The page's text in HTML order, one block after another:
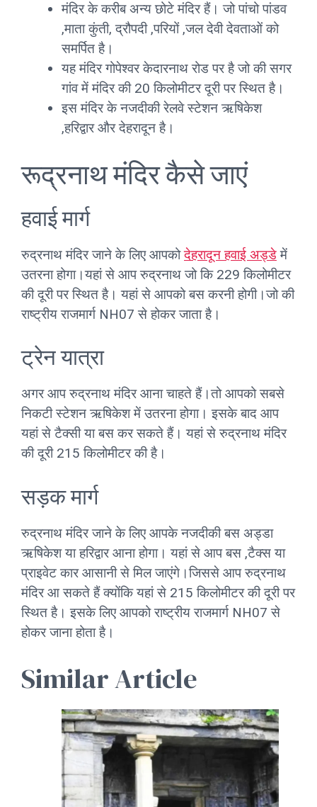
मंदिर के करीब अन्य छोटे मंदिर हैं। जो पांचो पांडव
,माता कुंती, द्रौपदी ,परियों ,जल देवी देवताओं को
समर्पित है।
यह मंदिर गोपेश्वर केदारनाथ रोड पर है जो की सगर
गांव में मंदिर की 20 किलोमीटर दूरी पर स्थित है।
इस मंदिर के नजदीकी रेलवे स्टेशन ऋषिकेश
,हरिद्वार और देहरादून है।
रूद्रनाथ मंदिर कैसे जाएं
हवाई मार्ग
रुद्रनाथ मंदिर जाने के लिए आपकोदेहरादून हवाई अड्डेमें
उतरना होगा।यहां से आप रुद्रनाथ जो कि 229 किलोमीटर
की दूरी पर स्थित है। यहां से आपको बस करनी होगी।जो की
राष्ट्रीय राजमार्ग NH07 से होकर जाता है।
ट्रेन यात्रा
अगर आप रुद्रनाथ मंदिर आना चाहते हैं।तो आपको सबसे
निकटी स्टेशन ऋषिकेश में उतरना होगा। इसके बाद आप
यहां से टैक्सी या बस कर सकते हैं। यहां से रुद्रनाथ मंदिर
की दूरी 215 किलोमीटर की है।
सड़क मार्ग
रुद्रनाथ मंदिर जाने के लिए आपके नजदीकी बस अड्डा
ऋषिकेश या हरिद्वार आना होगा। यहां से आप बस ,टैक्स या
प्राइवेट कार आसानी से मिल जाएंगे।जिससे आप रुद्रनाथ
मंदिर आ सकते हैं क्योंकि यहां से 215 किलोमीटर की दूरी पर
स्थित है। इसके लिए आपको राष्ट्रीय राजमार्ग NH07 से
होकर जाना होता है।
Similar Article